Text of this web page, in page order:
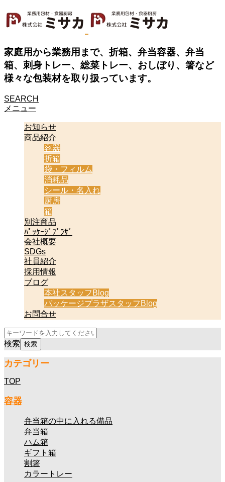
家庭用から業務用まで、折箱、弁当容器、弁当
箱、刺身トレー、総菜トレー、おしぼり、箸など
様々な包装材を取り扱っています。
SEARCH
メニュー
お知らせ
商品紹介
容器
折箱
袋・フィルム
消耗品
シール・名入れ
厨房
箱
別注商品
ﾊﾟｯｹｰｼﾞﾌﾟﾗｻﾞ
会社概要
SDGs
社員紹介
採用情報
ブログ
本社スタッフBlog
パッケージプラザスタッフBlog
お問合せ
検索
カテゴリー
TOP
容器
弁当箱の中に入れる備品
弁当箱
ハム箱
ギフト箱
割箸
カラートレー